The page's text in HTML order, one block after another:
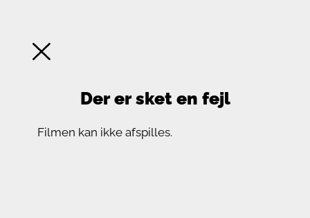
Der er sket en fejl
Filmen kan ikke afspilles.